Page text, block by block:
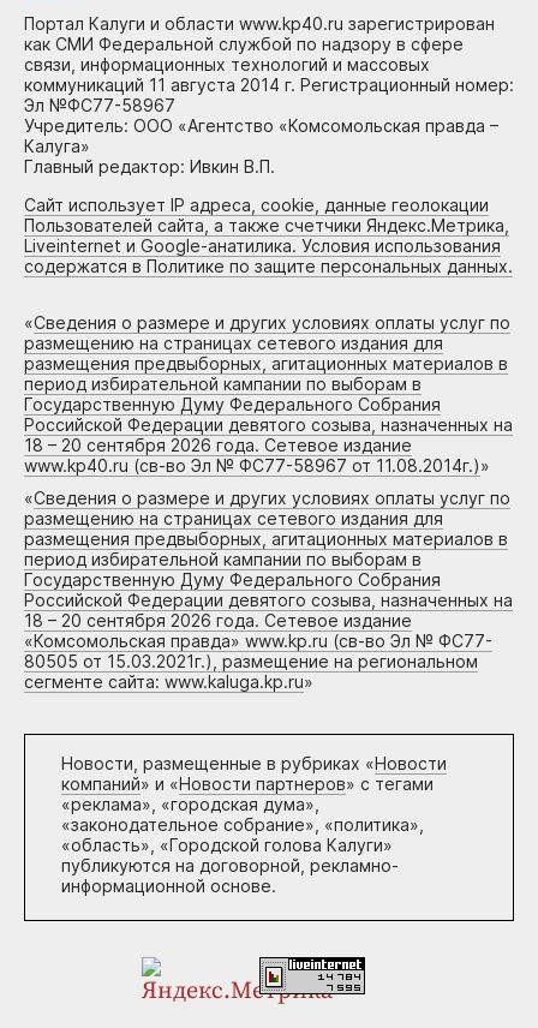
Портал Калуги и области www.kp40.ru зарегистрирован
как СМИ Федеральной службой по надзору в сфере
связи, информационных технологий и массовых
коммуникаций 11 августа 2014 г. Регистрационный номер:
Эл №ФС77-58967
Учредитель: ООО «Агентство «Комсомольская правда –
Калуга»
Главный редактор: Ивкин В.П.
Сайт использует IP адреса, cookie, данные геолокации
Пользователей сайта, а также счетчики Яндекс.Метрика,
Liveinternet и Google-анатилика. Условия использования
содержатся в Политике по защите персональных данных.
«Сведения о размере и других условиях оплаты услуг по
размещению на страницах сетевого издания для
размещения предвыборных, агитационных материалов в
период избирательной кампании по выборам в
Государственную Думу Федерального Собрания
Российской Федерации девятого созыва, назначенных на
18 – 20 сентября 2026 года. Сетевое издание
www.kp40.ru (св-во Эл № ФС77-58967 от 11.08.2014г.)»
«Сведения о размере и других условиях оплаты услуг по
размещению на страницах сетевого издания для
размещения предвыборных, агитационных материалов в
период избирательной кампании по выборам в
Государственную Думу Федерального Собрания
Российской Федерации девятого созыва, назначенных на
18 – 20 сентября 2026 года. Сетевое издание
«Комсомольская правда» www.kp.ru (св-во Эл № ФС77-
80505 от 15.03.2021г.), размещение на региональном
сегменте сайта: www.kaluga.kp.ru»
Новости, размещенные в рубриках «Новости
компаний» и «Новости партнеров» с тегами
«реклама», «городская дума»,
«законодательное собрание», «политика»,
«область», «Городской голова Калуги»
публикуются на договорной, рекламно-
информационной основе.